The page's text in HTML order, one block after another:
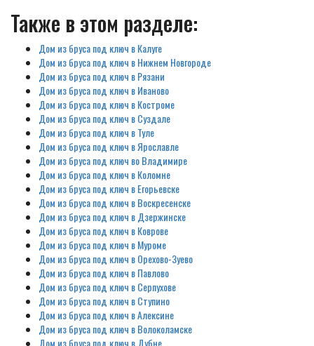
Также в этом разделе:
Дом из бруса под ключ в Калуге
Дом из бруса под ключ в Нижнем Новгороде
Дом из бруса под ключ в Рязани
Дом из бруса под ключ в Иваново
Дом из бруса под ключ в Костроме
Дом из бруса под ключ в Суздале
Дом из бруса под ключ в Туле
Дом из бруса под ключ в Ярославле
Дом из бруса под ключ во Владимире
Дом из бруса под ключ в Коломне
Дом из бруса под ключ в Егорьевске
Дом из бруса под ключ в Воскресенске
Дом из бруса под ключ в Дзержинске
Дом из бруса под ключ в Коврове
Дом из бруса под ключ в Муроме
Дом из бруса под ключ в Орехово-Зуево
Дом из бруса под ключ в Павлово
Дом из бруса под ключ в Серпухове
Дом из бруса под ключ в Ступино
Дом из бруса под ключ в Алексине
Дом из бруса под ключ в Волоколамске